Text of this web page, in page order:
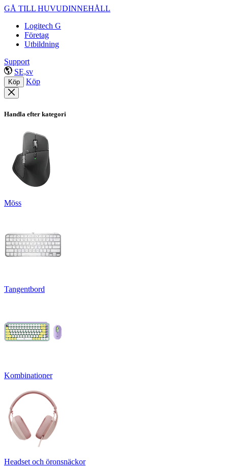
GÅ TILL HUVUDINNEHÅLL
Logitech G
Företag
Utbildning
Support
SE,sv
Köp Köp
Handla efter kategori
Möss
Tangentbord
Kombinationer
Headset och öronsnäckor